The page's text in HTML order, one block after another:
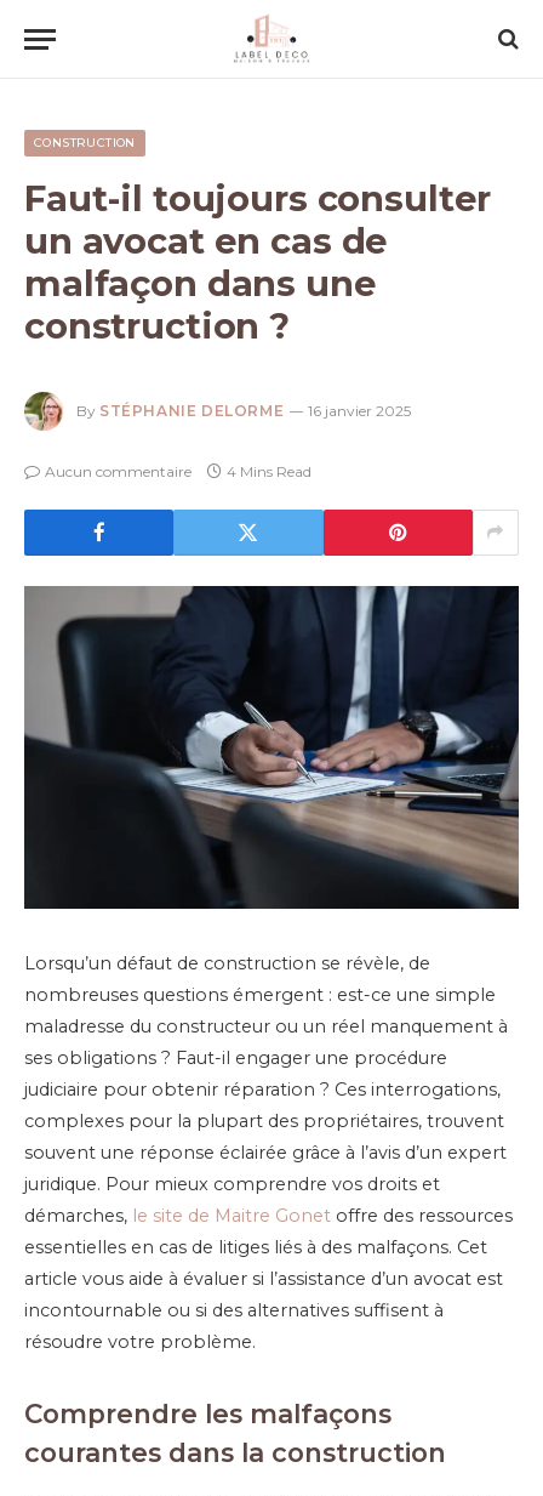
CONSTRUCTION
Faut-il toujours consulter
un avocat en cas de
malfaçon dans une
construction ?
By STÉPHANIE DELORME 16 janvier 2025
Aucun commentaire 4 Mins Read
Lorsqu’un défaut de construction se révèle, de
nombreuses questions émergent : est-ce une simple
maladresse du constructeur ou un réel manquement à
ses obligations ? Faut-il engager une procédure
judiciaire pour obtenir réparation ? Ces interrogations,
complexes pour la plupart des propriétaires, trouvent
souvent une réponse éclairée grâce à l’avis d’un expert
juridique. Pour mieux comprendre vos droits et
démarches, le site de Maitre Gonet offre des ressources
essentielles en cas de litiges liés à des malfaçons. Cet
article vous aide à évaluer si l’assistance d’un avocat est
incontournable ou si des alternatives suffisent à
résoudre votre problème.
Comprendre les malfaçons
courantes dans la construction